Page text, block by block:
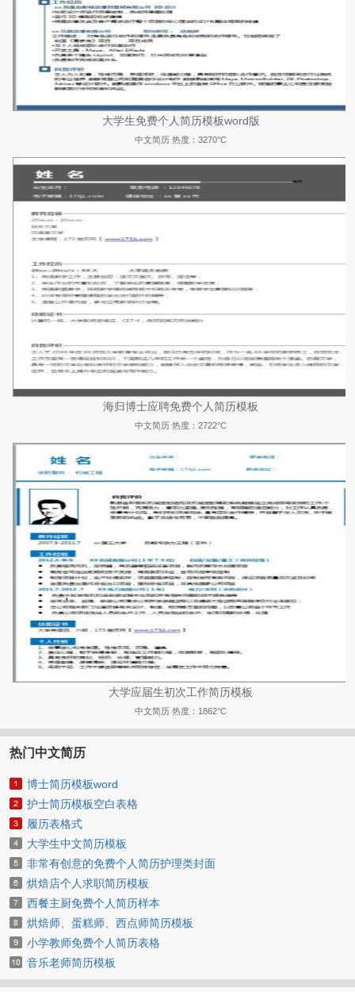
大学生免费个人简历模板word版
中文简历 热度：3270°C
海归博士应聘免费个人简历模板
中文简历 热度：2722°C
大学应届生初次工作简历模板
中文简历 热度：1862°C
热门中文简历
博士简历模板word
护士简历模板空白表格
履历表格式
大学生中文简历模板
非常有创意的免费个人简历护理类封面
烘焙店个人求职简历模板
西餐主厨免费个人简历样本
烘焙师、蛋糕师、西点师简历模板
小学教师免费个人简历表格
音乐老师简历模板